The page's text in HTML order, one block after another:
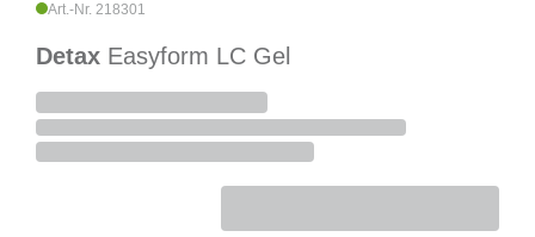
Art.-Nr. 218301
Detax Easyform LC Gel